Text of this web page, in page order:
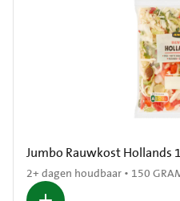
Jumbo Rauwkost Hollands
2+ dagen houdbaar • 150